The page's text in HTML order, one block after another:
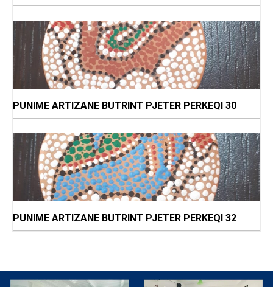
PUNIME ARTIZANE BUTRINT PJETER PERKEQI 30
PUNIME ARTIZANE BUTRINT PJETER PERKEQI 32